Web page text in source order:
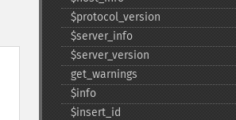
$protocol_​version
$server_​info
$server_​version
get_​warnings
$info
$insert_​id